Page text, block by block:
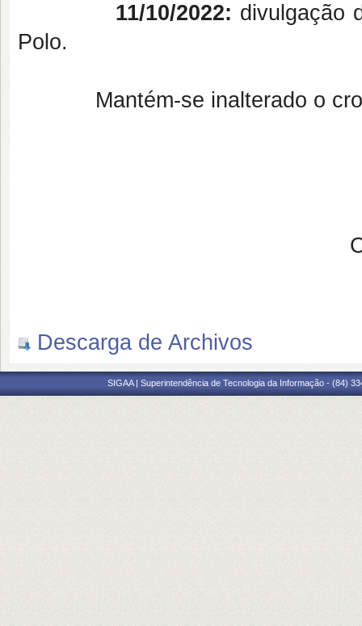
11/10/2022: divulgação
Polo.
Mantém-se inalterado o
Descarga de Archivos
SIGAA | Superintendência de Tecnologia da Informação - (84)